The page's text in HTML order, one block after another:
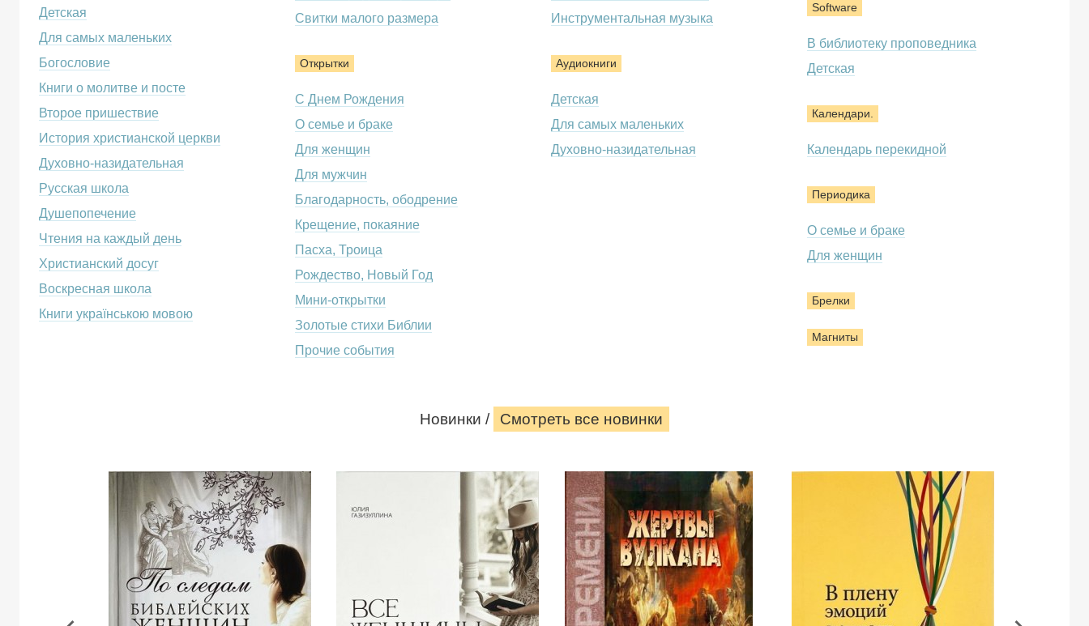
Детская
Для самых маленьких
Богословие
Книги о молитве и посте
Второе пришествие
История христианской церкви
Духовно-назидательная
Русская школа
Душепопечение
Чтения на каждый день
Христианский досуг
Воскресная школа
Книги українською мовою
Свитки малого размера
Открытки
С Днем Рождения
О семье и браке
Для женщин
Для мужчин
Благодарность, ободрение
Крещение, покаяние
Пасха, Троица
Рождество, Новый Год
Мини-открытки
Золотые стихи Библии
Прочие события
Инструментальная музыка
Аудиокниги
Детская
Для самых маленьких
Духовно-назидательная
Software
В библиотеку проповедника
Детская
Календари.
Календарь перекидной
Периодика
О семье и браке
Для женщин
Брелки
Магниты
Новинки / Смотреть все новинки
По
следам
библейских
женщин.
365
дней
Все
Разработанные
уроки
для
Жертвы
Вулкана.
Даниил
Мордовцев
«Жертвы
Аласдер
Гроувз,